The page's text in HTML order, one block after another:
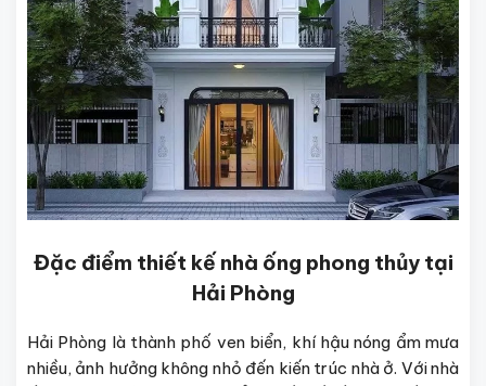
Đặc điểm thiết kế nhà ống phong thủy tại
Hải Phòng
Hải Phòng là thành phố ven biển, khí hậu nóng ẩm mưa
nhiều, ảnh hưởng không nhỏ đến kiến trúc nhà ở. Với nhà